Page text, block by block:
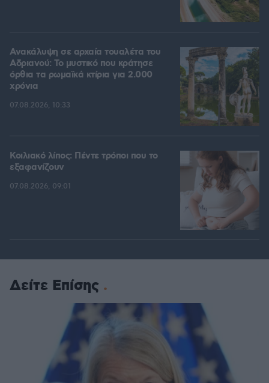
Ανακάλυψη σε αρχαία τουαλέτα του
Αδριανού: Το μυστικό που κράτησε
όρθια τα ρωμαϊκά κτίρια για 2.000
χρόνια
07.08.2026, 10:33
Κοιλιακό λίπος: Πέντε τρόποι που το
εξαφανίζουν
07.08.2026, 09:01
Δείτε Επίσης